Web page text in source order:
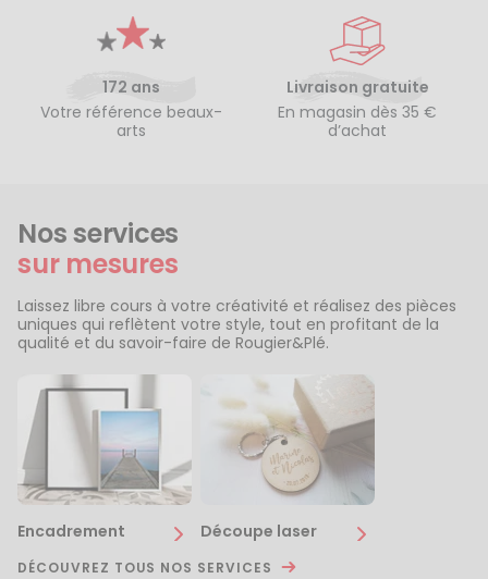
172 ans
Votre référence beaux-
arts
Livraison gratuite
En magasin dès 35 €
d’achat
Nos services
sur mesures
Laissez libre cours à votre créativité et réalisez des pièces
uniques qui reflètent votre style, tout en profitant de la
qualité et du savoir-faire de Rougier&Plé.
Encadrement Découpe laser
DÉCOUVREZ TOUS NOS SERVICES